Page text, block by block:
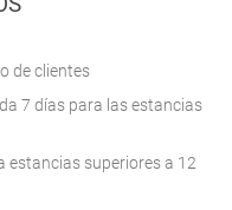
de clientes
7 días para las estancias
estancias superiores a 12